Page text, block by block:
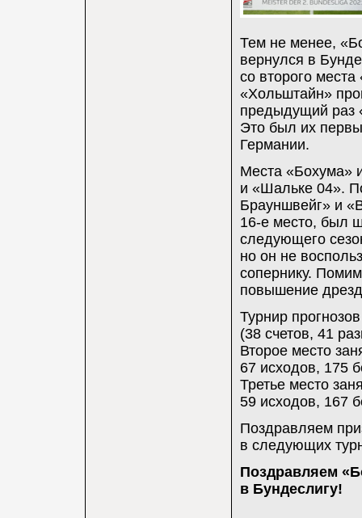
Тем не менее,
вернулся в
со второго
«Хольштайн»
предыдущий раз
Это был их
Германии.
Места «Бохума»
и «Шальке 04».
Брауншвейг» и
16-е место, был
следующего
но он не
сопернику.
повышение
Турнир
(38 счетов, 41
Второе место
67 исходов, 175
Третье место
59 исходов, 167
Поздравляем
в следующих
Поздравляем
в Бундеслигу!